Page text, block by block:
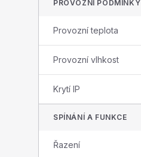
PROVOZNÍ PODMÍNKY
Provozní teplota
Provozní vlhkost
Krytí IP
SPÍNÁNÍ A FUNKCE
Řazení